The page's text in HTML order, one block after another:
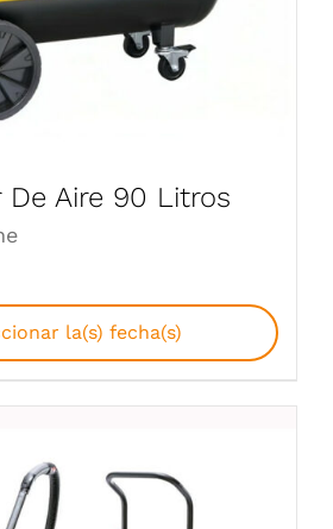
De Aire 90 Litros
la(s) fecha(s)